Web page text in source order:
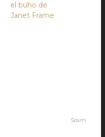
el búho de
Janet Frame
Sovrn